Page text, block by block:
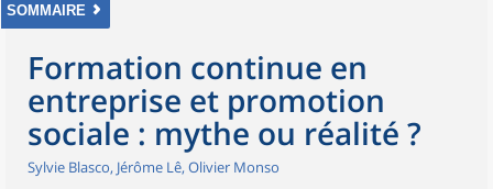
SOMMAIRE
Formation continue en
entreprise et promotion
sociale : mythe ou réalité ?
Sylvie Blasco, Jérôme Lê, Olivier Monso